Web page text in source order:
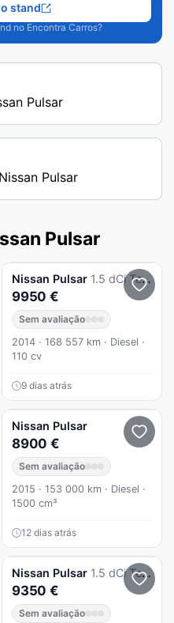
no Encontra Carros?
stand
Pulsar
Pulsar
Pulsar
Nissan Pulsar 1.5 dCi Tekna
9950 €
Sem avaliação
2014 · 168 557 km · Diesel ·
110 cv
9 dias atrás
Nissan Pulsar
8900 €
Sem avaliação
2015 · 153 000 km · Diesel ·
1500 cm³
12 dias atrás
Nissan Pulsar 1.5 dCi Tekna
9350 €
Sem avaliação